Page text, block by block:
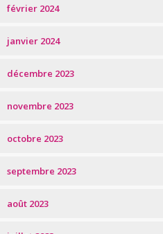
février 2024
janvier 2024
décembre 2023
novembre 2023
octobre 2023
septembre 2023
août 2023